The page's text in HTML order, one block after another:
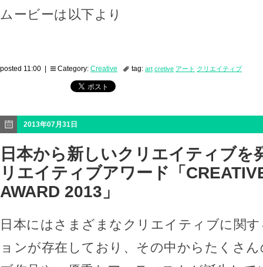
ムービーは以下より
posted 11:00 | Category: Creative tag: art cretive アート クリエイティブ
2013年07月31日
日本から新しいクリエイティブを
リエイティブアワード「
AWARD 2013」
日本にはさまざまなクリエイティブに関
ョンが存在しており、その中からたくさ